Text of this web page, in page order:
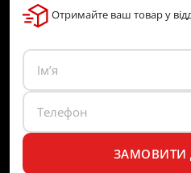
Отримайте ваш товар у
ЗАМОВИТИ